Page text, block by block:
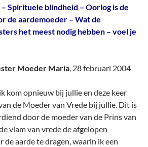
Spirituele blindheid – Oorlog is de
de aardemoeder – Wat de
het meest nodig hebben – voel je
Moeder Maria, 28 februari 2004
kom opnieuw bij jullie en deze keer
de Moeder van Vrede bij jullie. Dit is
door de moeder van de Prins van
vlam van vrede de afgelopen
aarde te dragen, waarin ik een